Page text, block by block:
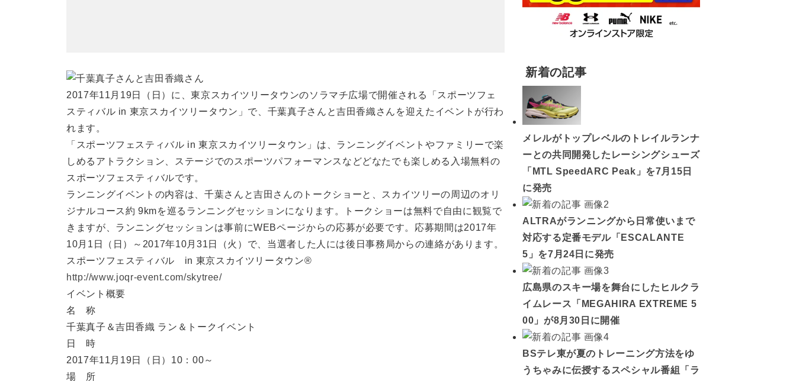
2017年11月19日（日）に、東京スカイツリータウンのソラマチ広場で開催される「スポーツフェ
スティバル in 東京スカイツリータウン」で、千葉真子さんと吉田香織さんを迎えたイベントが行わ
れます。
「スポーツフェスティバル in 東京スカイツリータウン」は、ランニングイベントやファミリーで楽
しめるアトラクション、ステージでのスポーツパフォーマンスなどどなたでも楽しめる入場無料の
スポーツフェスティバルです。
ランニングイベントの内容は、千葉さんと吉田さんのトークショーと、スカイツリーの周辺のオリ
ジナルコース約 9kmを巡るランニングセッションになります。トークショーは無料で自由に観覧で
きますが、ランニングセッションは事前にWEBページからの応募が必要です。応募期間は2017年
10月1日（日）～2017年10月31日（火）で、当選者した人には後日事務局からの連絡があります。
スポーツフェスティバル in 東京スカイツリータウン®
http://www.joqr-event.com/skytree/
イベント概要
名 称
千葉真子＆吉田香織 ラン＆トークイベント
日 時
2017年11月19日（日）10：00～
場 所
新着の記事
メレルがトップレベルのトレイルランナ
ーとの共同開発したレーシングシューズ
「MTL SpeedARC Peak」を7月15日
に発売
ALTRAがランニングから日常使いまで
対応する定番モデル「ESCALANTE
5」を7月24日に発売
広島県のスキー場を舞台にしたヒルクラ
イムレース「MEGAHIRA EXTREME 5
00」が8月30日に開催
BSテレ東が夏のトレーニング方法をゆ
うちゃみに伝授するスペシャル番組「ラ